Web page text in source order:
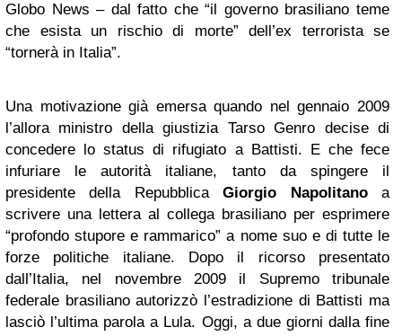
Globo News – dal fatto che “il governo brasiliano teme
che esista un rischio di morte” dell’ex terrorista se
“tornerà in Italia”.
Una motivazione già emersa quando nel gennaio 2009
l’allora ministro della giustizia Tarso Genro decise di
concedere lo status di rifugiato a Battisti. E che fece
infuriare le autorità italiane, tanto da spingere il
presidente della RepubblicaGiorgio Napolitanoa
scrivere una lettera al collega brasiliano per esprimere
“profondo stupore e rammarico” a nome suo e di tutte le
forze politiche italiane. Dopo il ricorso presentato
dall’Italia, nel novembre 2009 il Supremo tribunale
federale brasiliano autorizzò l’estradizione di Battisti ma
lasciò l’ultima parola a Lula. Oggi, a due giorni dalla fine